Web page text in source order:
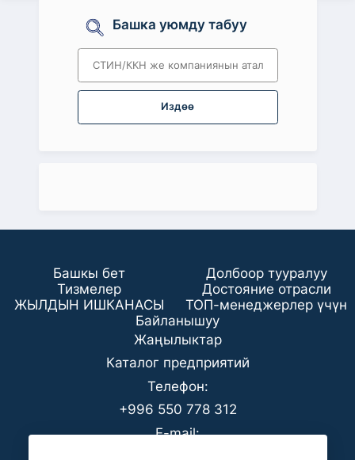
Башка уюмду табуу
Издөө
Башкы бет
Долбоор тууралуу
Тизмелер
Достояние отрасли
ЖЫЛДЫН ИШКАНАСЫ
ТОП-менеджерлер үчүн
Байланышуу
Жаңылыктар
Каталог предприятий
Телефон:
+996 550 778 312
E-mail: